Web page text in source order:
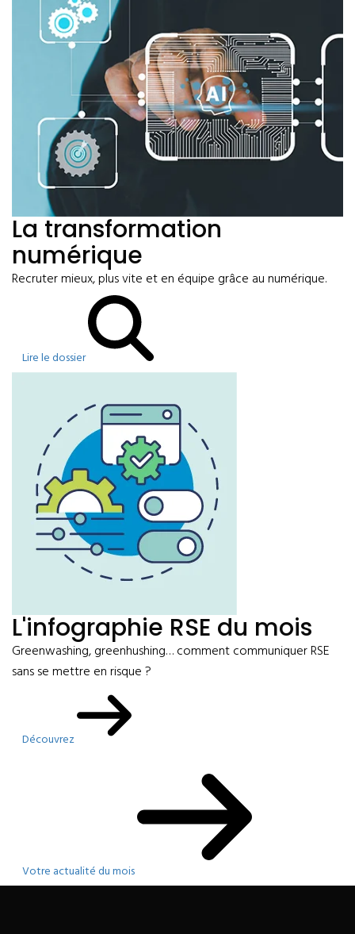
La transformation
numérique
Recruter mieux, plus vite et en équipe grâce au numérique.
Lire le dossier
L'infographie RSE du mois
Greenwashing, greenhushing… comment communiquer RSE
sans se mettre en risque ?
Découvrez
Votre actualité du mois